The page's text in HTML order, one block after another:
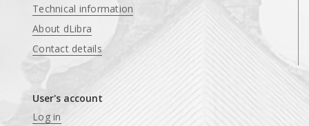
Technical information
About dLibra
Contact details
User's account
Log in